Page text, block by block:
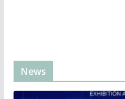
News